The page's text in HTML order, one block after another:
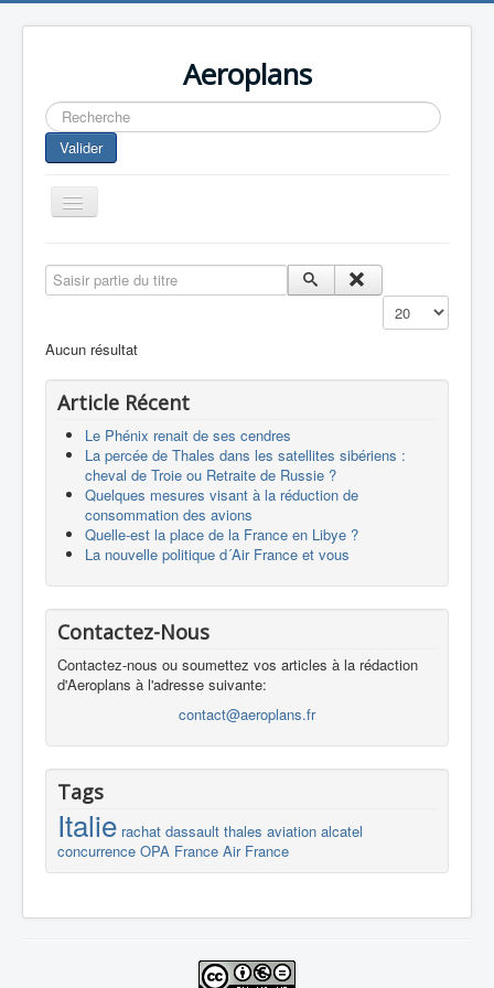
Aeroplans
Rechercher
Valider
Toggle
Navigation
Aviation Commerciale
Europespace
Drones
Saisir partie du titre
Affichage #
Aucun résultat
Article Récent
Le Phénix renait de ses cendres
La percée de Thales dans les satellites sibériens :
cheval de Troie ou Retraite de Russie ?
Quelques mesures visant à la réduction de
consommation des avions
Quelle-est la place de la France en Libye ?
La nouvelle politique d´Air France et vous
Contactez-Nous
Contactez-nous ou soumettez vos articles à la rédaction
d'Aeroplans à l'adresse suivante:
contact@aeroplans.fr
Tags
Italie rachat dassault thales aviation alcatel
concurrence OPA France Air France